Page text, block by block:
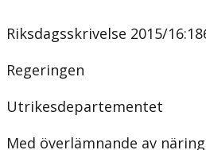
Riksdagsskrivelse 2015/
Regeringen
Utrikesdepartementet
Med överlämnande av